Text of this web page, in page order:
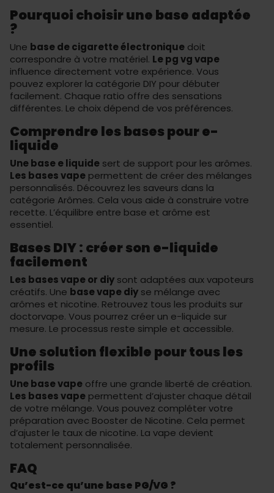
Pourquoi choisir une base adaptée
?
Une base de cigarette électronique doit
correspondre à votre matériel. Le pg vg vape
influence directement votre expérience. Vous
pouvez explorer la catégorie DIY pour débuter
facilement. Chaque ratio offre des sensations
différentes. Le choix dépend de vos préférences.
Comprendre les bases pour e-
liquide
Une base e liquide sert de support pour les arômes.
Les bases vape permettent de créer des mélanges
personnalisés. Découvrez les saveurs dans la
catégorie Arômes. Cela vous aide à construire votre
recette. L’équilibre entre base et arôme est
essentiel.
Bases DIY : créer son e-liquide
facilement
Les bases vape or diy sont adaptées aux vapoteurs
créatifs. Une base vape diy se mélange avec
arômes et nicotine. Retrouvez tous les produits sur
doctorvape. Vous pourrez créer un e-liquide sur
mesure. Le processus reste simple et accessible.
Une solution flexible pour tous les
profils
Une base vape offre une grande liberté de création.
Les bases vape permettent d’ajuster chaque détail
de votre mélange. Vous pouvez compléter votre
préparation avec Booster de Nicotine. Cela permet
d’ajuster le taux de nicotine. La vape devient
totalement personnalisée.
FAQ
Qu’est-ce qu’une base PG/VG ?